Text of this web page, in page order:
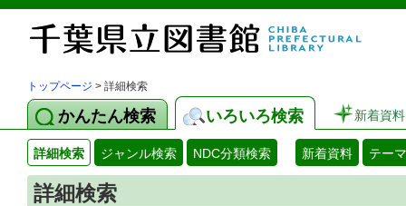
トップページ > 詳細検索
かんたん検索 いろいろ検索 新着資料
詳細検索 ジャンル検索 NDC分類検索 新着資料 テー
詳細検索